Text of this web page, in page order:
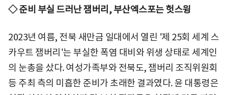
◇ 준비 부실 드러난 잼버리, 부산엑스포는 헛스윙
2023년 여름, 전북 새만금 일대에서 열린 '제 25회 세계 스
카우트 잼버리'는 부실한 폭염 대비와 위생 상태로 세계인
의 눈총을 샀다. 여성가족부와 전북도, 잼버리 조직위원회
등 주최 측의 미흡한 준비가 초래한 결과였다. 윤 대통령은